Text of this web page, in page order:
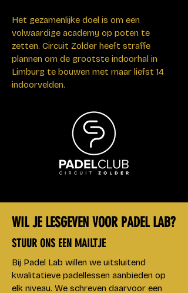
Het gezamenlijke doel is om een
volwaardige academy op poten te
zetten. Circuit Zolder heeft straffe
plannen om de grootste indoorhal in
Limburg te bouwen met maar liefst 14
indoorvelden.
WIL JE LESGEVEN VOOR PADEL LAB?
STUUR ONS EEN MAILTJE
Bij Padel Lab willen we uitsluitend
kwalitatieve padellessen aanbieden op
elk niveau. We schreven daarvoor een